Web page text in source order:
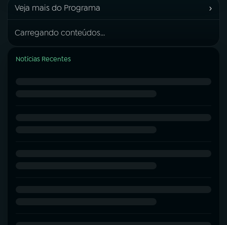
Veja mais do Programa ›
Carregando conteúdos...
Notícias Recentes